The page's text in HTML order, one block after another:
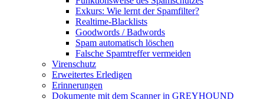
Exkurs: Wie lernt der Spamfilter?
Realtime-Blacklists
Goodwords / Badwords
Spam automatisch löschen
Falsche Spamtreffer vermeiden
Virenschutz
Erweitertes Erledigen
Erinnerungen
Dokumente mit dem Scanner in GREYHOUND